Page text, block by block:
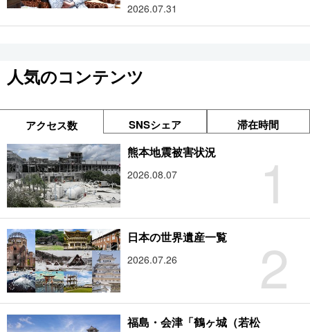
2026.07.31
人気のコンテンツ
アクセス数 SNSシェア 滞在時間
1
熊本地震被害状況
2026.08.07
2
日本の世界遺産一覧
2026.07.26
福島・会津「鶴ヶ城（若松